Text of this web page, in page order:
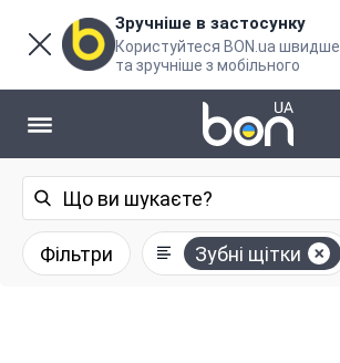
Зручніше в застосунку
Користуйтеся BON.ua швидше
та зручніше з мобільного
Фільтри Зубні щітки